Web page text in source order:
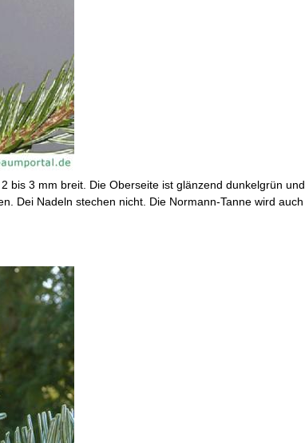
bis 3 mm breit. Die Oberseite ist glänzend dunkelgrün und
Dei Nadeln stechen nicht. Die Normann-Tanne wird auch